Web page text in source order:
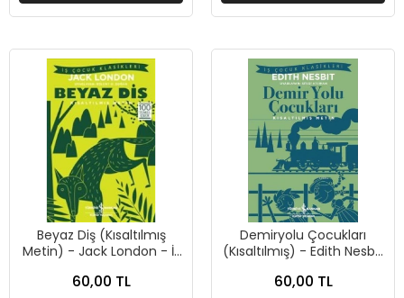
Beyaz Diş (Kısaltılmış
Metin) - Jack London - İş
60,00 TL
Demiryolu Çocukları
(Kısaltılmış) - Edith Nesbit
Yayınları
60,00 TL